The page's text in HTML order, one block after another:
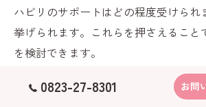
ハビリのサポートはどの程度受けられ
挙げられます。これらを押さえること
を検討できます。
また、実際の居住者やその家族の声を
活の実態をより深く理解できるため積
0823-27-8301 お問